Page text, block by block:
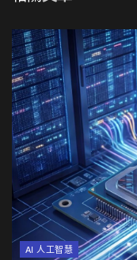
AI 人工智慧